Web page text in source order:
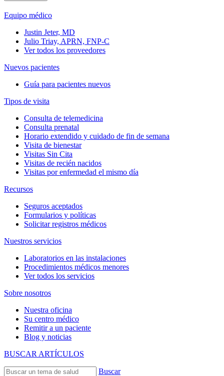
Equipo médico
Justin Jeter, MD
Julio Triay, APRN, FNP-C
Ver todos los proveedores
Nuevos pacientes
Guía para pacientes nuevos
Tipos de visita
Consulta de telemedicina
Consulta prenatal
Horario extendido y cuidado de fin de semana
Visita de bienestar
Visitas Sin Cita
Visitas de recién nacidos
Visitas por enfermedad el mismo día
Recursos
Seguros aceptados
Formularios y políticas
Solicitar registros médicos
Nuestros servicios
Laboratorios en las instalaciones
Procedimientos médicos menores
Ver todos los servicios
Sobre nosotros
Nuestra oficina
Su centro médico
Remitir a un paciente
Blog y noticias
BUSCAR ARTÍCULOS
Buscar